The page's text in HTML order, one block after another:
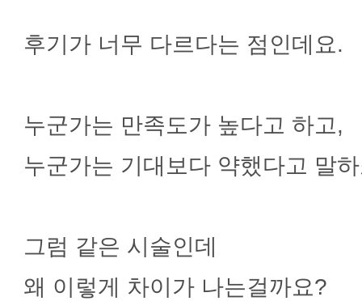
후기가 너무 다르다는 점인데요.
누군가는 만족도가 높다고 하고,
누군가는 기대보다 약했다고 말
그럼 같은 시술인데
왜 이렇게 차이가 나는걸까요?